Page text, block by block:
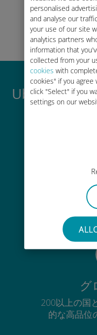
personalised
and analyse our
your use of our site
analytics partners
information that
collected from your
cookies with
cookies" if you
click "Select" if you
settings on our
なります。外
追加購入がお
れ！
Ubigi
数分以内で
き、ス
グ
200以上の国
的な高品位